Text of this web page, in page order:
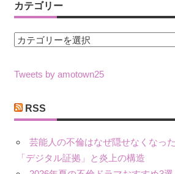
カテゴリー
カ
ゴ
ー
Tweets by amotown25
RSS
芸能人の不倫はなぜ隠せなくなっ
「デジタル証拠」と炎上の構造